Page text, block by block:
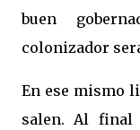
buen
colonizador
En ese mismo
salen. Al final